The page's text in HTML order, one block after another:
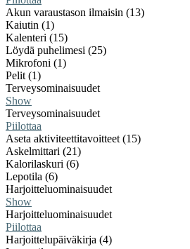
Akun varaustason ilmaisin (13)
Kaiutin (1)
Kalenteri (15)
Löydä puhelimesi (25)
Mikrofoni (1)
Pelit (1)
Terveysominaisuudet
Show
Terveysominaisuudet
Piilottaa
Aseta aktiviteettitavoitteet (15)
Askelmittari (21)
Kalorilaskuri (6)
Lepotila (6)
Harjoitteluominaisuudet
Show
Harjoitteluominaisuudet
Piilottaa
Harjoittelupäiväkirja (4)